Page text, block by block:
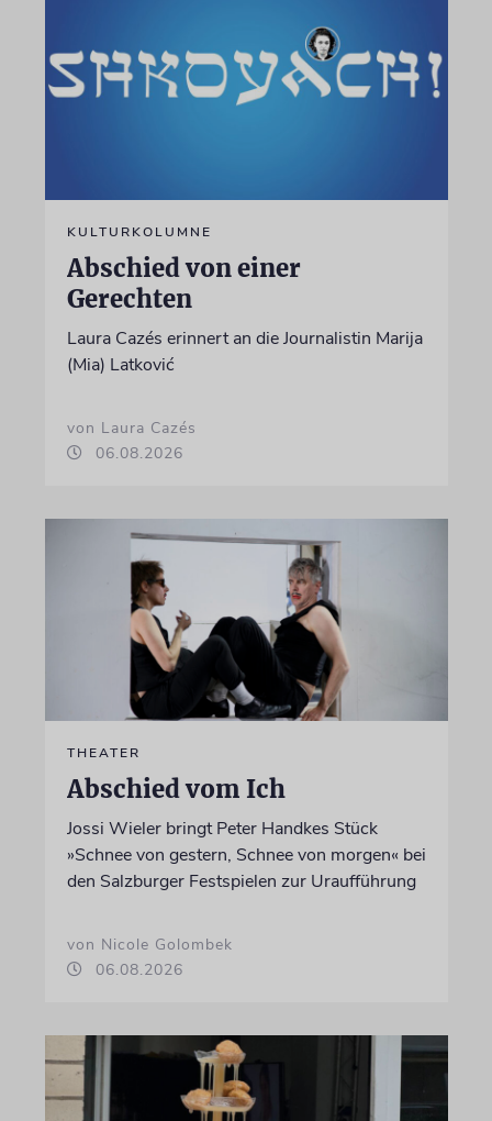
KULTURKOLUMNE
Abschied von einer
Gerechten
Laura Cazés erinnert an die Journalistin Marija
(Mia) Latković
von Laura Cazés
06.08.2026
THEATER
Abschied vom Ich
Jossi Wieler bringt Peter Handkes Stück
»Schnee von gestern, Schnee von morgen« bei
den Salzburger Festspielen zur Uraufführung
von Nicole Golombek
06.08.2026